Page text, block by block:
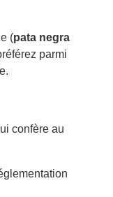
(pata negra
parmi
confère au